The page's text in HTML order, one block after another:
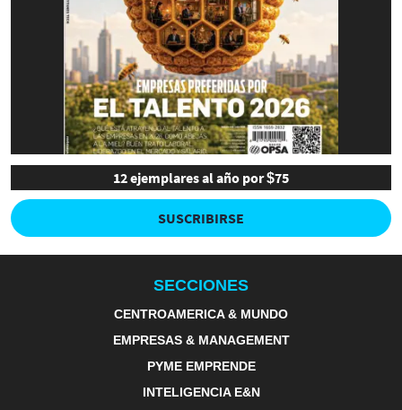
12 ejemplares al año por $75
SUSCRIBIRSE
SECCIONES
CENTROAMERICA & MUNDO
EMPRESAS & MANAGEMENT
PYME EMPRENDE
INTELIGENCIA E&N